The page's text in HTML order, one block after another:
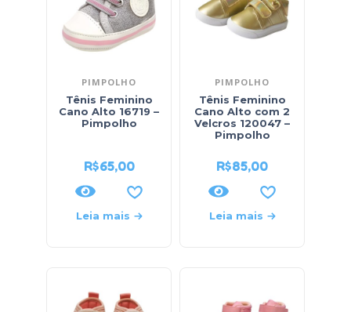
PIMPOLHO
Tênis Feminino
Cano Alto 16719 –
Pimpolho
R$65,00
Leia mais
PIMPOLHO
Tênis Feminino
Cano Alto com 2
Velcros 120047 –
Pimpolho
R$85,00
Leia mais